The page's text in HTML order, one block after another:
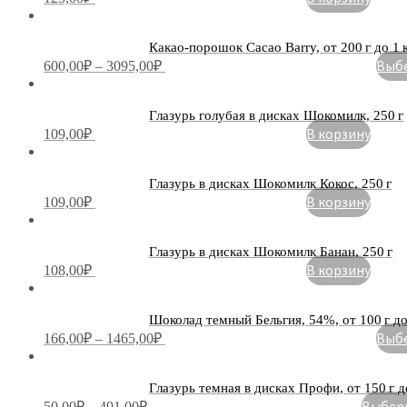
Какао-порошок Cacao Barry, от 200 г до 1
600,00₽ – 3095,00₽
Глазурь голубая в дисках Шокомилк, 250 г
109,00₽ В корзину
Глазурь в дисках Шокомилк Кокос, 250 г
109,00₽ В корзину
Глазурь в дисках Шокомилк Банан, 250 г
108,00₽ В корзину
Шоколад темный Бельгия, 54%, от 100 г
166,00₽ – 1465,00₽
Глазурь темная в дисках Профи, от 150 г